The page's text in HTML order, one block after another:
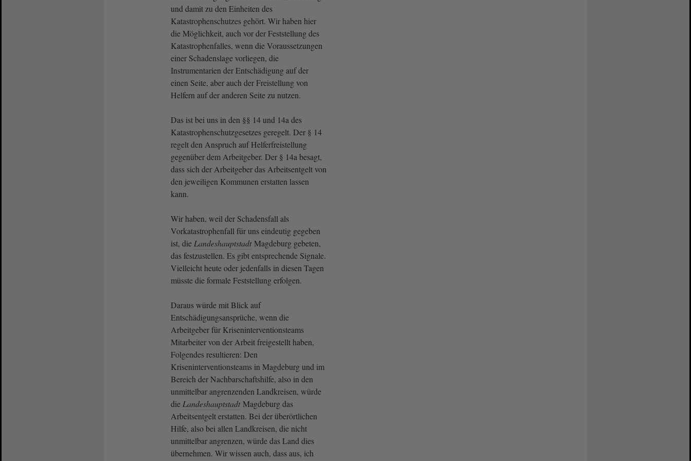
und damit zu den Einheiten des
Katastrophenschutzes gehört. Wir haben hier
die Möglichkeit, auch vor der Feststellung des
Katastrophenfalles, wenn die Voraussetzungen
einer Schadenslage vorliegen, die
Instrumentarien der Entschädigung auf der
einen Seite, aber auch der Freistellung von
Helfern auf der anderen Seite zu nutzen.
Das ist bei uns in den §§ 14 und 14a des
Katastrophenschutzgesetzes geregelt. Der § 14
regelt den Anspruch auf Helferfreistellung
gegenüber dem Arbeitgeber. Der § 14a besagt,
dass sich der Arbeitgeber das Arbeitsentgelt von
den jeweiligen Kommunen erstatten lassen
kann.
Wir haben, weil der Schadensfall als
Vorkatastrophenfall für uns eindeutig gegeben
ist, die Landeshauptstadt Magdeburg gebeten,
das festzustellen. Es gibt entsprechende Signale.
Vielleicht heute oder jedenfalls in diesen Tagen
müsste die formale Feststellung erfolgen.
Daraus würde mit Blick auf
Entschädigungsansprüche, wenn die
Arbeitgeber für Kriseninterventionsteams
Mitarbeiter von der Arbeit freigestellt haben,
Folgendes resultieren: Den
Kriseninterventionsteams in Magdeburg und im
Bereich der Nachbarschaftshilfe, also in den
unmittelbar angrenzenden Landkreisen, würde
die Landeshauptstadt Magdeburg das
Arbeitsentgelt erstatten. Bei der überörtlichen
Hilfe, also bei allen Landkreisen, die nicht
unmittelbar angrenzen, würde das Land dies
übernehmen. Wir wissen auch, dass aus, ich